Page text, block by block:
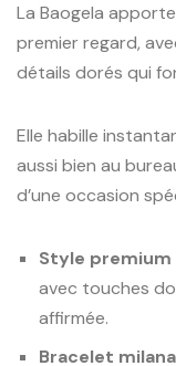
La Baogela
premier regard,
détails dorés qui
Elle habille
aussi bien au
d’une occasion
Style
avec touches
affirmée.
Bracelet